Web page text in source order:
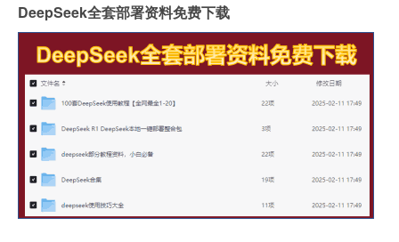
DeepSeek全套部署资料免费下载